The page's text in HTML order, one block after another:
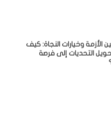
الأزمة وخيارات النجاة: كيف
التحديات إلى فرصة